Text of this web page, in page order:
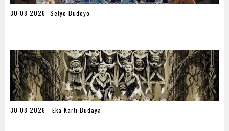
30 08 2026- Setyo Budoyo
30 08 2026 - Eka Karti Budaya